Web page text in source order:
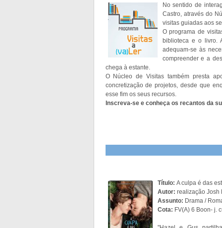
No sentido de
Castro, através do
visitas guiadas aos
O programa de
biblioteca e o livro.
adequam-se às
compreender e a
chega à estante.
O Núcleo de Visitas também presta
concretização de projetos, desde que
esse fim os seus recursos.
Inscreva-se e conheça os recantos da
Título: A culpa é das
Autor: realização Josh
Assunto: Drama /
Cota: FV(A) 6 Boon- j.